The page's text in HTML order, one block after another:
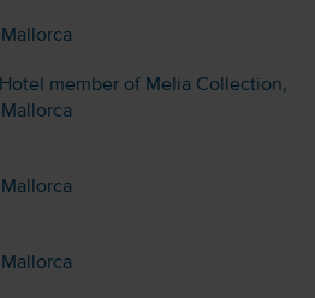
member of Melia Collection,